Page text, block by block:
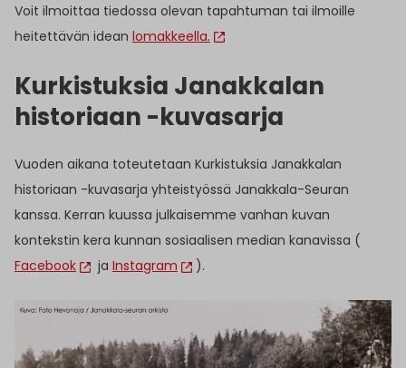
Voit ilmoittaa tiedossa olevan tapahtuman tai ilmoille
heitettävän idean lomakkeella.
Kurkistuksia Janakkalan
historiaan -kuvasarja
Vuoden aikana toteutetaan Kurkistuksia Janakkalan
historiaan -kuvasarja yhteistyössä Janakkala-Seuran
kanssa. Kerran kuussa julkaisemme vanhan kuvan
kontekstin kera kunnan sosiaalisen median kanavissa (
Facebook
ja Instagram ).